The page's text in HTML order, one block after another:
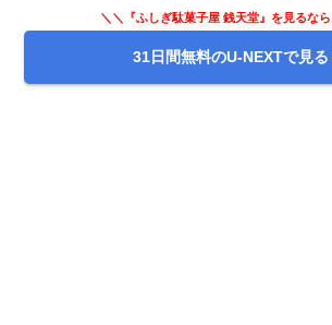
＼＼『ふしぎ駄菓子屋 銭天堂』を見るな
31日間無料のU-NEXTで見る